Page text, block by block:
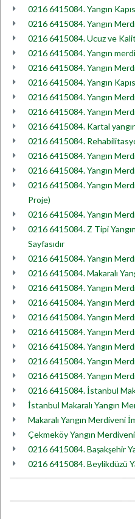
0216 6415084. Yangın
0216 6415084. Yangın
0216 6415084. Ucuz ve
0216 6415084. Yangın
0216 6415084. Yangın
0216 6415084. Yangın
0216 6415084. Yangın
0216 6415084. Yangın
0216 6415084. Kartal
0216 6415084.
0216 6415084. Yangın
0216 6415084. Yangın
0216 6415084. Yangın
Proje)
0216 6415084. Yangın
0216 6415084. Z Tipi
Sayfasıdır
0216 6415084. Yangın
0216 6415084. Makaralı
0216 6415084. Yangın
0216 6415084. Yangın
0216 6415084. Yangın
0216 6415084. Yangın
0216 6415084. Yangın
0216 6415084. Yangın
0216 6415084. Yangın
0216 6415084. İstanbul
İstanbul Makaralı Yangın
Makaralı Yangın Merdiveni
Çekmeköy Yangın Merdiveni
0216 6415084. Başakşehir
0216 6415084. Beylikdüzü